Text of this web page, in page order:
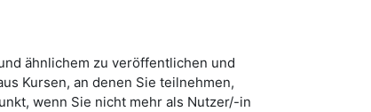
ähnlichem zu veröffentlichen und
Kursen, an denen Sie teilnehmen,
wenn Sie nicht mehr als Nutzer/-in